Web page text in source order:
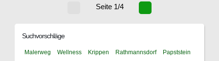
Seite 1/4
Suchvorschläge
Malerweg Wellness Krippen Rathmannsdorf
Papststein